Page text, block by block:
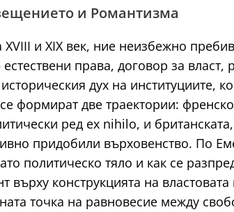
и Романтизма
и XIX век, ние неизбежно
права, договор за
дух на институциите,
формират две траектории:
ред ex nihilo, и
придобили върховенство. По
политическо тяло и как се
върху конструкцията на
точка на равновесие между